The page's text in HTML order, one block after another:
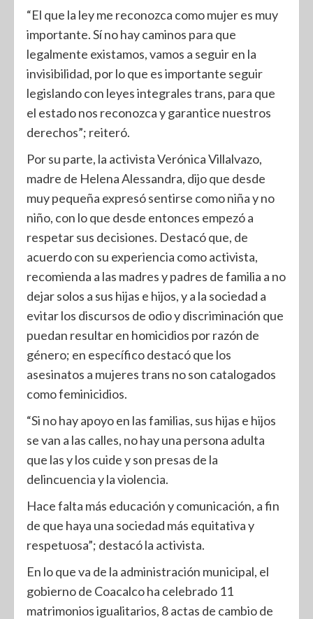
“El que la ley me reconozca como mujer es muy
importante. Sí no hay caminos para que
legalmente existamos, vamos a seguir en la
invisibilidad, por lo que es importante seguir
legislando con leyes integrales trans, para que
el estado nos reconozca y garantice nuestros
derechos”; reiteró.
Por su parte, la activista Verónica Villalvazo,
madre de Helena Alessandra, dijo que desde
muy pequeña expresó sentirse como niña y no
niño, con lo que desde entonces empezó a
respetar sus decisiones. Destacó que, de
acuerdo con su experiencia como activista,
recomienda a las madres y padres de familia a no
dejar solos a sus hijas e hijos, y a la sociedad a
evitar los discursos de odio y discriminación que
puedan resultar en homicidios por razón de
género; en específico destacó que los
asesinatos a mujeres trans no son catalogados
como feminicidios.
“Si no hay apoyo en las familias, sus hijas e hijos
se van a las calles, no hay una persona adulta
que las y los cuide y son presas de la
delincuencia y la violencia.
Hace falta más educación y comunicación, a fin
de que haya una sociedad más equitativa y
respetuosa”; destacó la activista.
En lo que va de la administración municipal, el
gobierno de Coacalco ha celebrado 11
matrimonios igualitarios, 8 actas de cambio de